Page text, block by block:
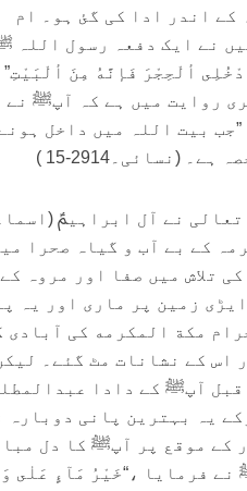
کے اندر ادا کی گئ ہو۔ ام
نے ایک دفعہ رسول اللہ
ألْحِجْرَ فَإنَّهُ مِنَ ألْبَيْتِ”
روایت میں ہے کہ آپﷺ نے
بیت اللہ میں داخل
15 )
نے آل ابراہیمؑ
کے بے آب و گیاہ صحرا
تلاش میں صفا اور مروہ کے
زمین پر ماری اور یہ
مکة المکرمه کی آبادی
اس کے نشانات مٹ گئے۔
آپﷺ کے دادا
یہ بہترین پانی دوبارہ
کے موقع پر آپﷺ کا دل
فرمایا ،“خَيْرُ مَآءٍ عَلٰى